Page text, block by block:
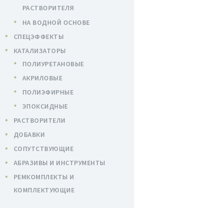
РАСТВОРИТЕЛЯ
НА ВОДНОЙ ОСНОВЕ
СПЕЦЭФФЕКТЫ
КАТАЛИЗАТОРЫ
ПОЛИУРЕТАНОВЫЕ
АКРИЛОВЫЕ
ПОЛИЭФИРНЫЕ
ЭПОКСИДНЫЕ
РАСТВОРИТЕЛИ
ДОБАВКИ
СОПУТСТВУЮЩИЕ
АБРАЗИВЫ И ИНСТРУМЕНТЫ
РЕМКОМПЛЕКТЫ И
КОМПЛЕКТУЮЩИЕ